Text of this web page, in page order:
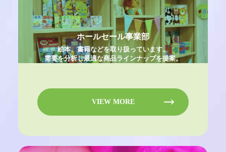
ホールセール事業部
絵本、書籍などを取り扱っています。
需要を分析し最適な商品ラインナップを提案。
VIEW MORE